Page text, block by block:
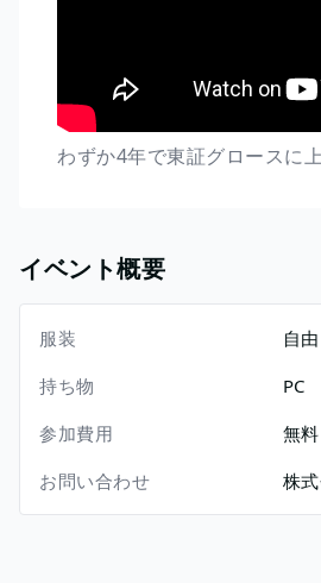
わずか4年で東証グロースに
イベント概要
服装
自由
持ち物
PC
参加費用
無料
お問い合わせ
株